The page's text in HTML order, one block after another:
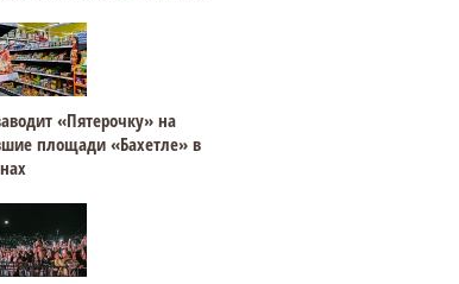
«Пятерочку» на
площади «Бахетле» в